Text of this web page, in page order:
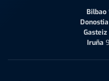
Bilbao
Donostia
Gasteiz
Iruña